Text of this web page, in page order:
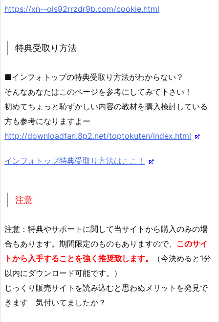
https://xn--ols92rrzdr9b.com/cookie.html
特典受取り方法
■インフォトップの特典受取り方法がわからない？
そんなあなたはこのページを参考にしてみて下さい！
初めてちょっと恥ずかしい内容の教材を購入検討している
方も参考になりますよー
http://downloadfan.8p2.net/toptokuten/index.html
インフォトップ特典受取り方法はここ！
注意
注意：特典やサポートに関して当サイトから購入のみの場
合もあります。期間限定のものもありますので、 このサイ
トから入手することを強く推奨致します。
（今決めると1分
以内にダウンロード可能です。）
じっくり販売サイトを読み込むと思わぬメリットを発見で
きます 気付いてましたか？